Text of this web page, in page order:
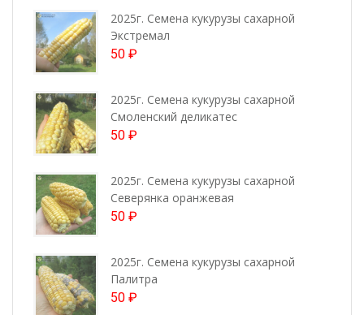
2025г. Семена кукурузы сахарной
Экстремал
50 ₽
2025г. Семена кукурузы сахарной
Смоленский деликатес
50 ₽
2025г. Семена кукурузы сахарной
Северянка оранжевая
50 ₽
2025г. Семена кукурузы сахарной
Палитра
50 ₽